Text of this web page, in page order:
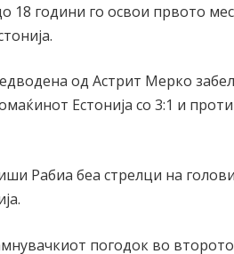
18 години го освои првото
од Астрит Мерко
Естонија со 3:1 и
Рабиа беа стрелци на
погодок во